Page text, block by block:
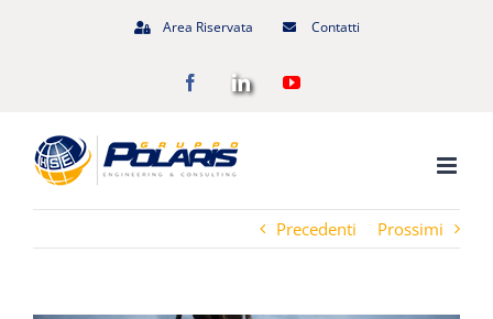
Area Riservata Contatti
FacebookLinkedInYouTube
Precedenti Prossimi